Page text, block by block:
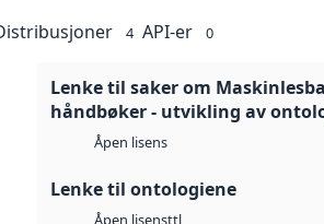
4 API-er 0
Lenke til saker om
håndbøker - utvikling av
Åpen lisens
Lenke til ontologiene
Åpen lisensttl